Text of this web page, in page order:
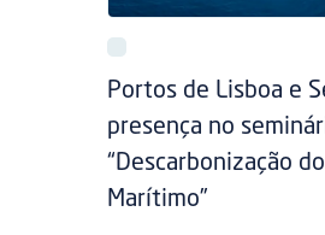
Portos de Lisboa e
presença no
“Descarbonização
Marítimo”